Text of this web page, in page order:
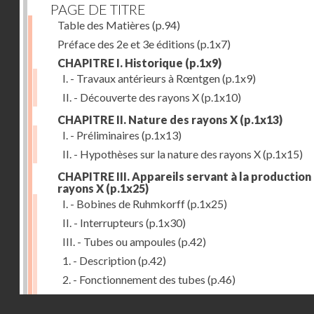
PAGE DE TITRE
Table des Matières (p.94)
Préface des 2e et 3e éditions (p.1x7)
CHAPITRE I. Historique (p.1x9)
I. - Travaux antérieurs à Rœntgen(p.1x9)
II. - Découverte des rayons X(p.1x10)
CHAPITRE II. Nature des rayons X (p.1x13)
I. - Préliminaires (p.1x13)
II. - Hypothèses sur la nature des rayons X(p.1x15)
CHAPITRE III. Appareils servant à la production
rayons X (p.1x25)
I. - Bobines de Ruhmkorff(p.1x25)
II. - Interrupteurs (p.1x30)
III. - Tubes ou ampoules (p.42)
1. - Description(p.42)
2. - Fonctionnement des tubes (p.46)
IV. - Ecrans et supports(p.53)